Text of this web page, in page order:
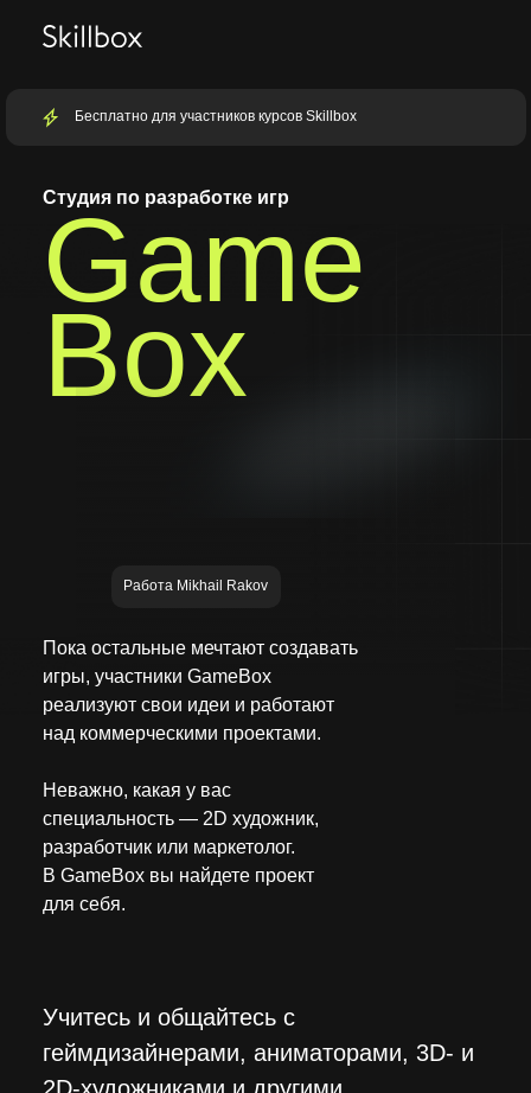
Студия по разработке игр
Game
Box
Бесплатно для участников курсов Skillbox
Пока остальные мечтают создавать
игры, участники GameBox
реализуют свои идеи и работают
над коммерческими проектами.
Неважно, какая у вас
специальность — 2D художник,
разработчик или маркетолог.
В GameBox вы найдете проект
для себя.
Работа Mikhail Rakov
Учитесь и общайтесь с
геймдизайнерами, аниматорами, 3D- и